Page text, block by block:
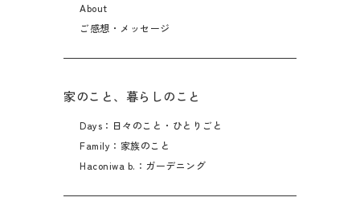
About
ご感想・メッセージ
家のこと、暮らしのこと
Days：日々のこと・ひとりごと
Family：家族のこと
Haconiwa b.：ガーデニング